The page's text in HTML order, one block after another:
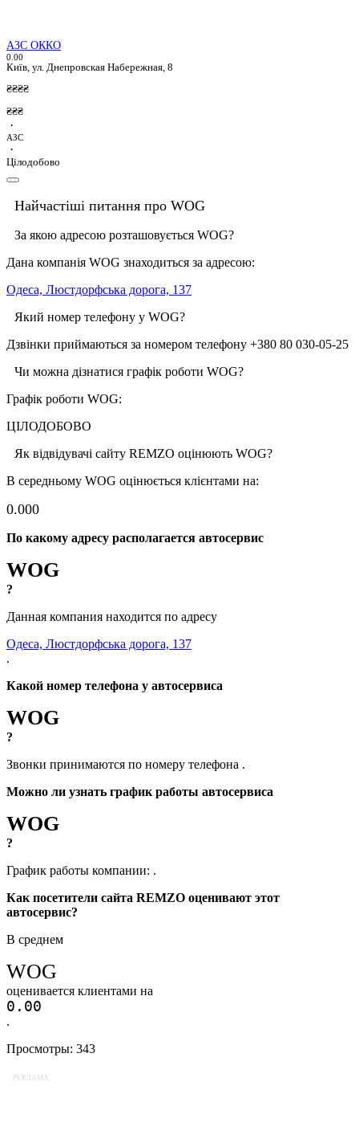
АЗС ОККО
0.00
Київ, ул. Днепровская Набережная, 8
₴₴₴₴
₴₴₴
·
АЗС
·
Цілодобово
Найчастіші питання про WOG
За якою адресою розташовується WOG?
Дана компанія WOG знаходиться за адресою:
Одеса, Люстдорфська дорога, 137
Який номер телефону у WOG?
Дзвінки приймаються за номером телефону +380 80 030-05-25
Чи можна дізнатися графік роботи WOG?
Графік роботи WOG:
ЦІЛОДОБОВО
Як відвідувачі сайту REMZO оцінюють WOG?
В середньому WOG оцінюється клієнтами на:
0.000
По какому адресу располагается автосервис
WOG
?
Данная компания находится по адресу
Одеса, Люстдорфська дорога, 137
.
Какой номер телефона у автосервиса
WOG
?
Звонки принимаются по номеру телефона .
Можно ли узнать график работы автосервиса
WOG
?
График работы компании: .
Как посетители сайта REMZO оценивают этот
автосервис?
В среднем
WOG
оценивается клиентами на
0.00
.
Просмотры: 343
РЕКЛАМА